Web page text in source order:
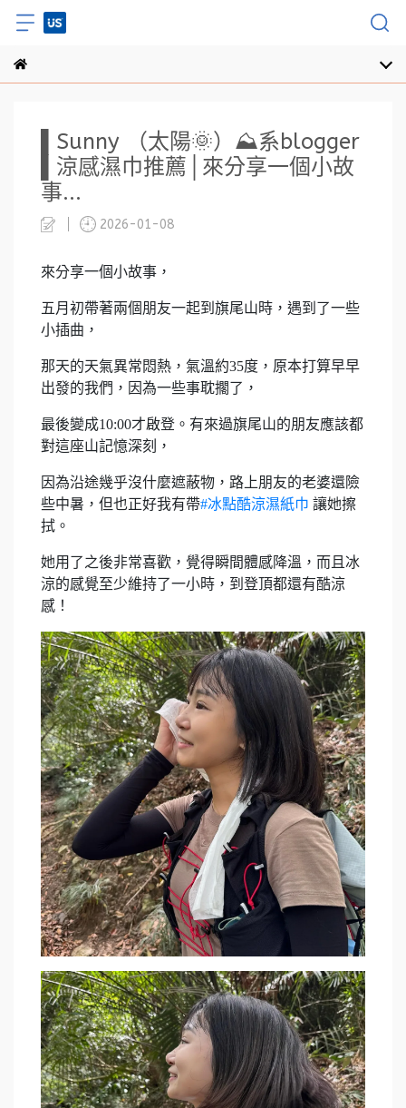
▌Sunny （太陽🌞）⛰️系blogger
▌涼感濕巾推薦│來分享一個小故
事...
2026-01-08
來分享一個小故事，
五月初帶著兩個朋友一起到旗尾山時，遇到了一些
小插曲，
那天的天氣異常悶熱，氣溫約35度，原本打算早早
出發的我們，因為一些事耽擱了，
最後變成10:00才啟登。有來過旗尾山的朋友應該都
對這座山記憶深刻，
因為沿途幾乎沒什麼遮蔽物，路上朋友的老婆還險
些中暑，但也正好我有帶#冰點酷涼濕紙巾 讓她擦
拭。
她用了之後非常喜歡，覺得瞬間體感降溫，而且冰
涼的感覺至少維持了一小時，到登頂都還有酷涼
感！